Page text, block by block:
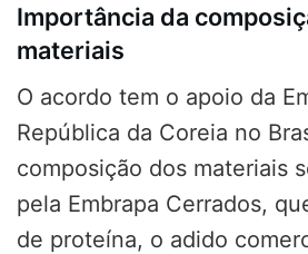
Importância da
materiais
O acordo tem o apoio da
República da Coreia no
composição dos materiais
pela Embrapa Cerrados,
de proteína, o adido